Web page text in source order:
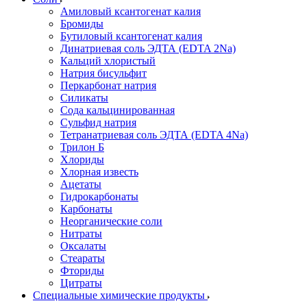
Амиловый ксантогенат калия
Бромиды
Бутиловый ксантогенат калия
Динатриевая соль ЭДТА (EDTA 2Na)
Кальций хлористый
Натрия бисульфит
Перкарбонат натрия
Силикаты
Сода кальцинированная
Сульфид натрия
Тетранатриевая соль ЭДТА (EDTA 4Na)
Трилон Б
Хлориды
Хлорная известь
Ацетаты
Гидрокарбонаты
Карбонаты
Неорганические соли
Нитраты
Оксалаты
Стеараты
Фториды
Цитраты
Специальные химические продукты